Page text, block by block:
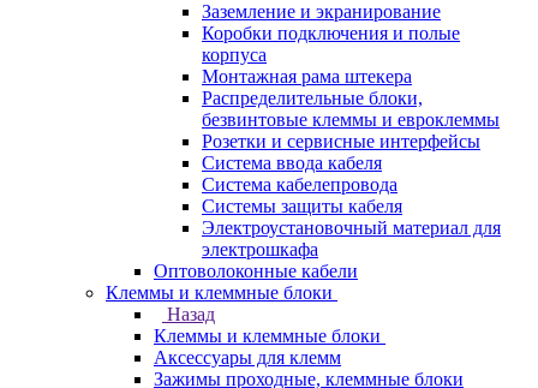
Заземление и экранирование
Коробки подключения и полые
корпуса
Монтажная рама штекера
Распределительные блоки,
безвинтовые клеммы и евроклеммы
Розетки и сервисные интерфейсы
Система ввода кабеля
Система кабелепровода
Системы защиты кабеля
Электроустановочный материал для
электрошкафа
Оптоволоконные кабели
Клеммы и клеммные блоки
Назад
Клеммы и клеммные блоки
Аксессуары для клемм
Зажимы проходные, клеммные блоки